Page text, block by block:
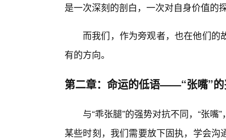
是一次深刻的剖白，一次对自身价值的
而我们，作为旁观者，也在他们
有的方向。
第二章：命运的低语——“张嘴”的
与“乖张腿”的强势对抗不同，“张
某些时刻，我们需要放下固执，学会